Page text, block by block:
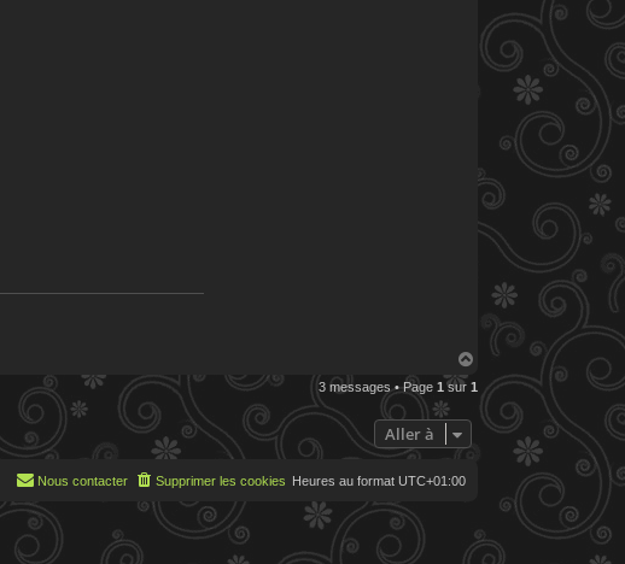
u
3 messages • Page 1 sur 1
Aller à
Heures au format UTC+01:00
Supprimer les cookies
Nous contacter